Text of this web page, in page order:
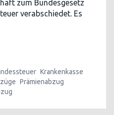
zum Bundesgesetz
verabschiedet. Es
Krankenkasse
Prämienabzug